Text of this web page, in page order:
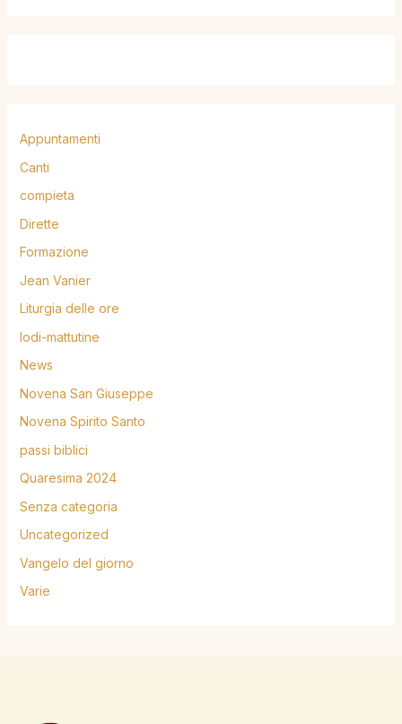
Appuntamenti
Canti
compieta
Dirette
Formazione
Jean Vanier
Liturgia delle ore
lodi-mattutine
News
Novena San Giuseppe
Novena Spirito Santo
passi biblici
Quaresima 2024
Senza categoria
Uncategorized
Vangelo del giorno
Varie